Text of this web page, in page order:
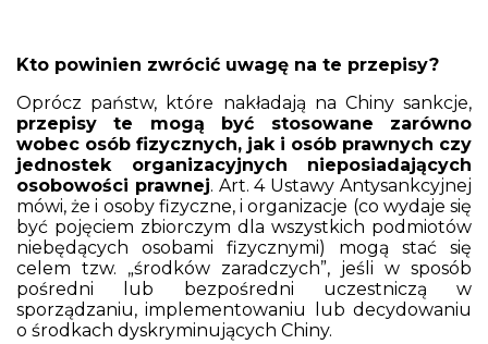
Kto powinien zwrócić uwagę na te przepisy?
Oprócz państw, które nakładają na Chiny sankcje,
przepisy te mogą być stosowane zarówno
wobec osób fizycznych, jak i osób prawnych czy
jednostek organizacyjnych nieposiadających
osobowości prawnej. Art. 4 Ustawy Antysankcyjnej
mówi, że i osoby fizyczne, i organizacje (co wydaje się
być pojęciem zbiorczym dla wszystkich podmiotów
niebędących osobami fizycznymi) mogą stać się
celem tzw. „środków zaradczych”, jeśli w sposób
pośredni lub bezpośredni uczestniczą w
sporządzaniu, implementowaniu lub decydowaniu
o środkach dyskryminujących Chiny.